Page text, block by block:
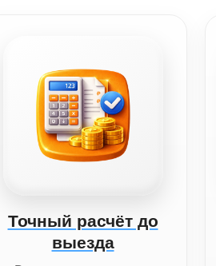
Точный расчёт до
выезда